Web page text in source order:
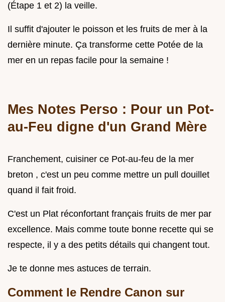
(Étape 1 et 2) la veille.
Il suffit d'ajouter le poisson et les fruits de mer à la
dernière minute. Ça transforme cette Potée de la
mer en un repas facile pour la semaine !
Mes Notes Perso : Pour un Pot-
au-Feu digne d'un Grand Mère
Franchement, cuisiner ce Pot-au-feu de la mer
breton , c'est un peu comme mettre un pull douillet
quand il fait froid.
C'est un Plat réconfortant français fruits de mer par
excellence. Mais comme toute bonne recette qui se
respecte, il y a des petits détails qui changent tout.
Je te donne mes astuces de terrain.
Comment le Rendre Canon sur